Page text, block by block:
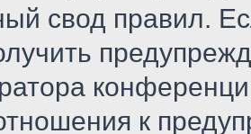
свод правил.
к